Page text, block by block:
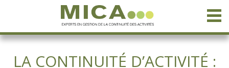
LA CONTINUITÉ D’ACTIVITÉ :